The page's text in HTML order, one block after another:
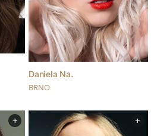
Daniela Na.
BRNO
+ +